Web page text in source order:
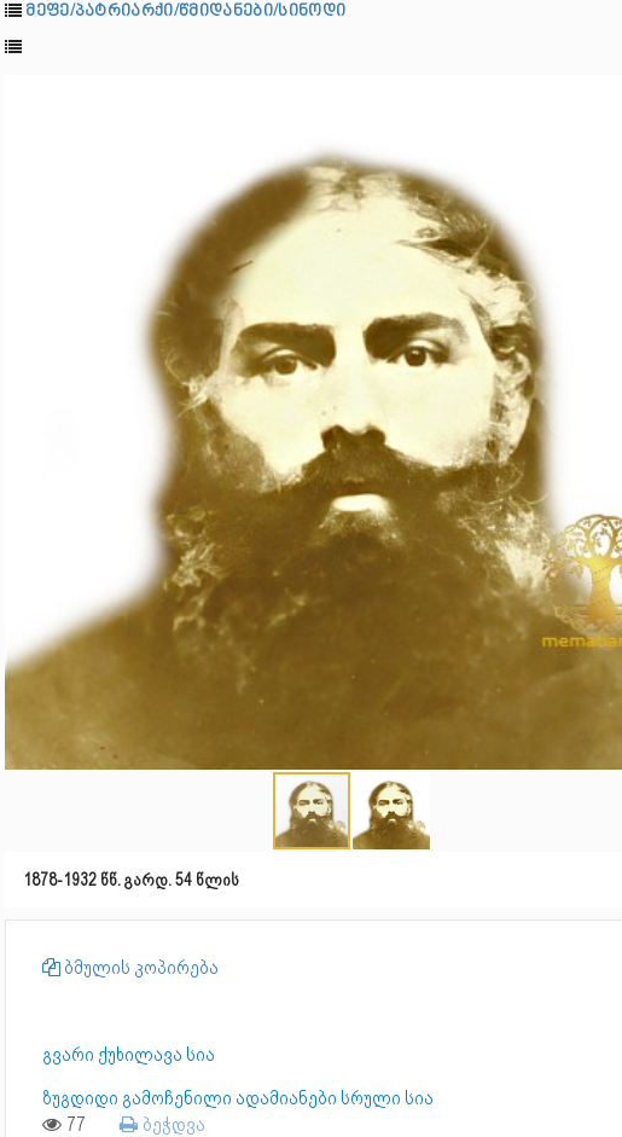
მეფე/პატრიარქი/წმიდანები/სინოდი
1878-1932 წწ. გარდ. 54 წლის
ბმულის კოპირება
გვარი ქუხილავა სია
ზუგდიდი გამოჩენილი ადამიანები სრული სია
77 ბეჭდვა